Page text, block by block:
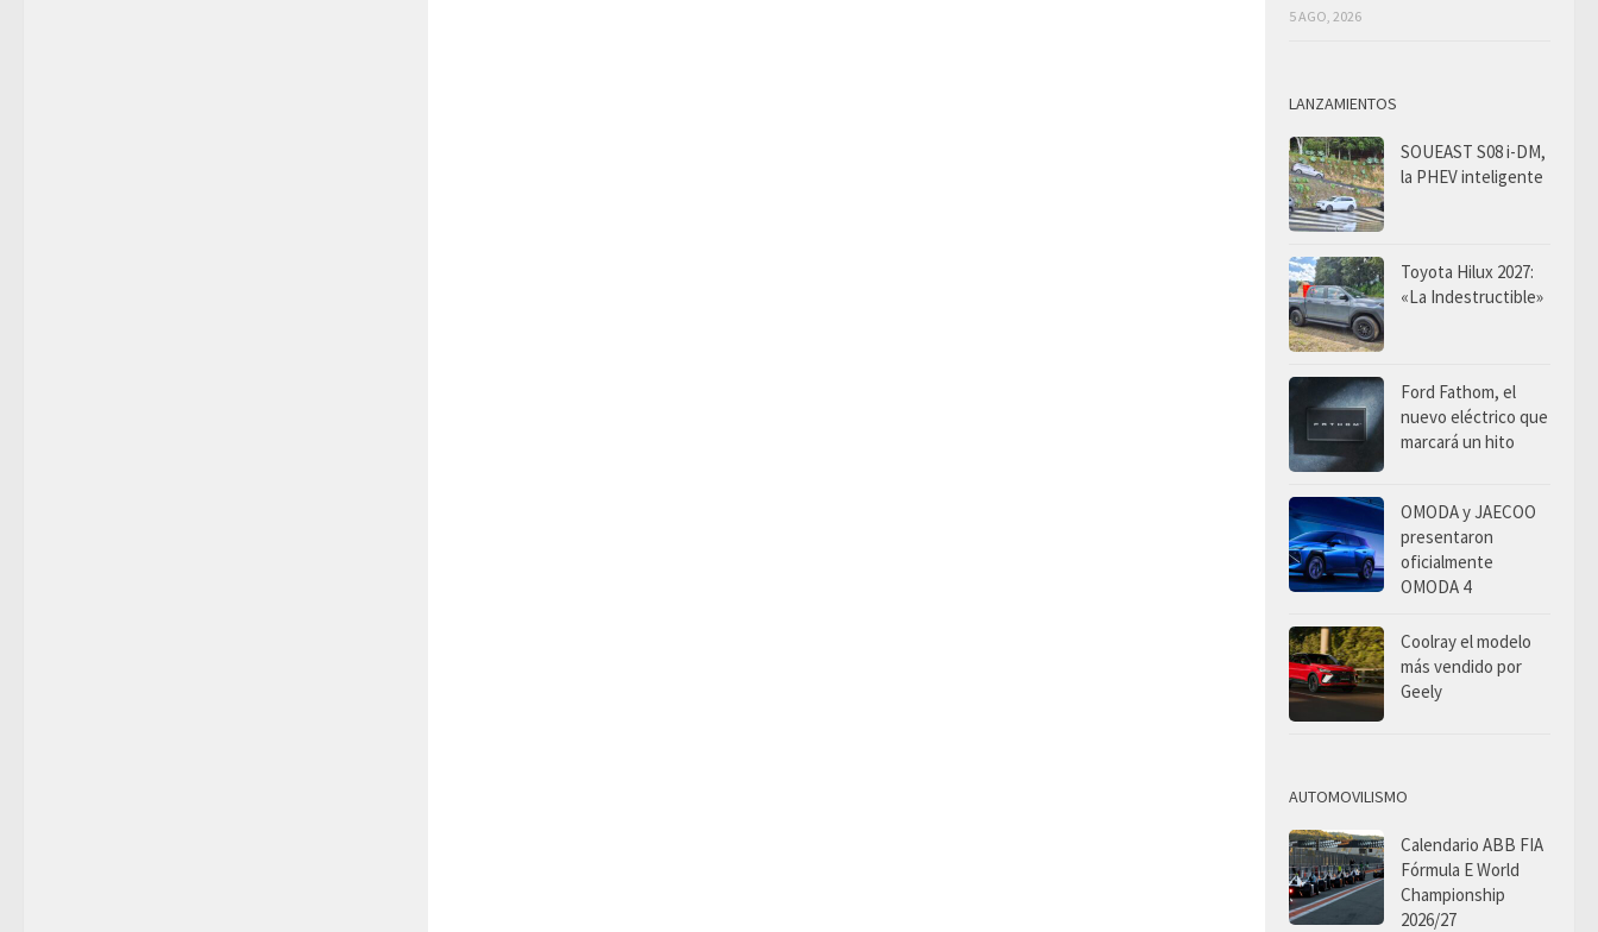
5 AGO, 2026
LANZAMIENTOS
SOUEAST S08 i-DM,
la PHEV inteligente
Toyota Hilux 2027:
«La Indestructible»
Ford Fathom, el
nuevo eléctrico que
marcará un hito
OMODA y JAECOO
presentaron
oficialmente
OMODA 4
Coolray el modelo
más vendido por
Geely
AUTOMOVILISMO
Calendario ABB FIA
Fórmula E World
Championship
2026/27